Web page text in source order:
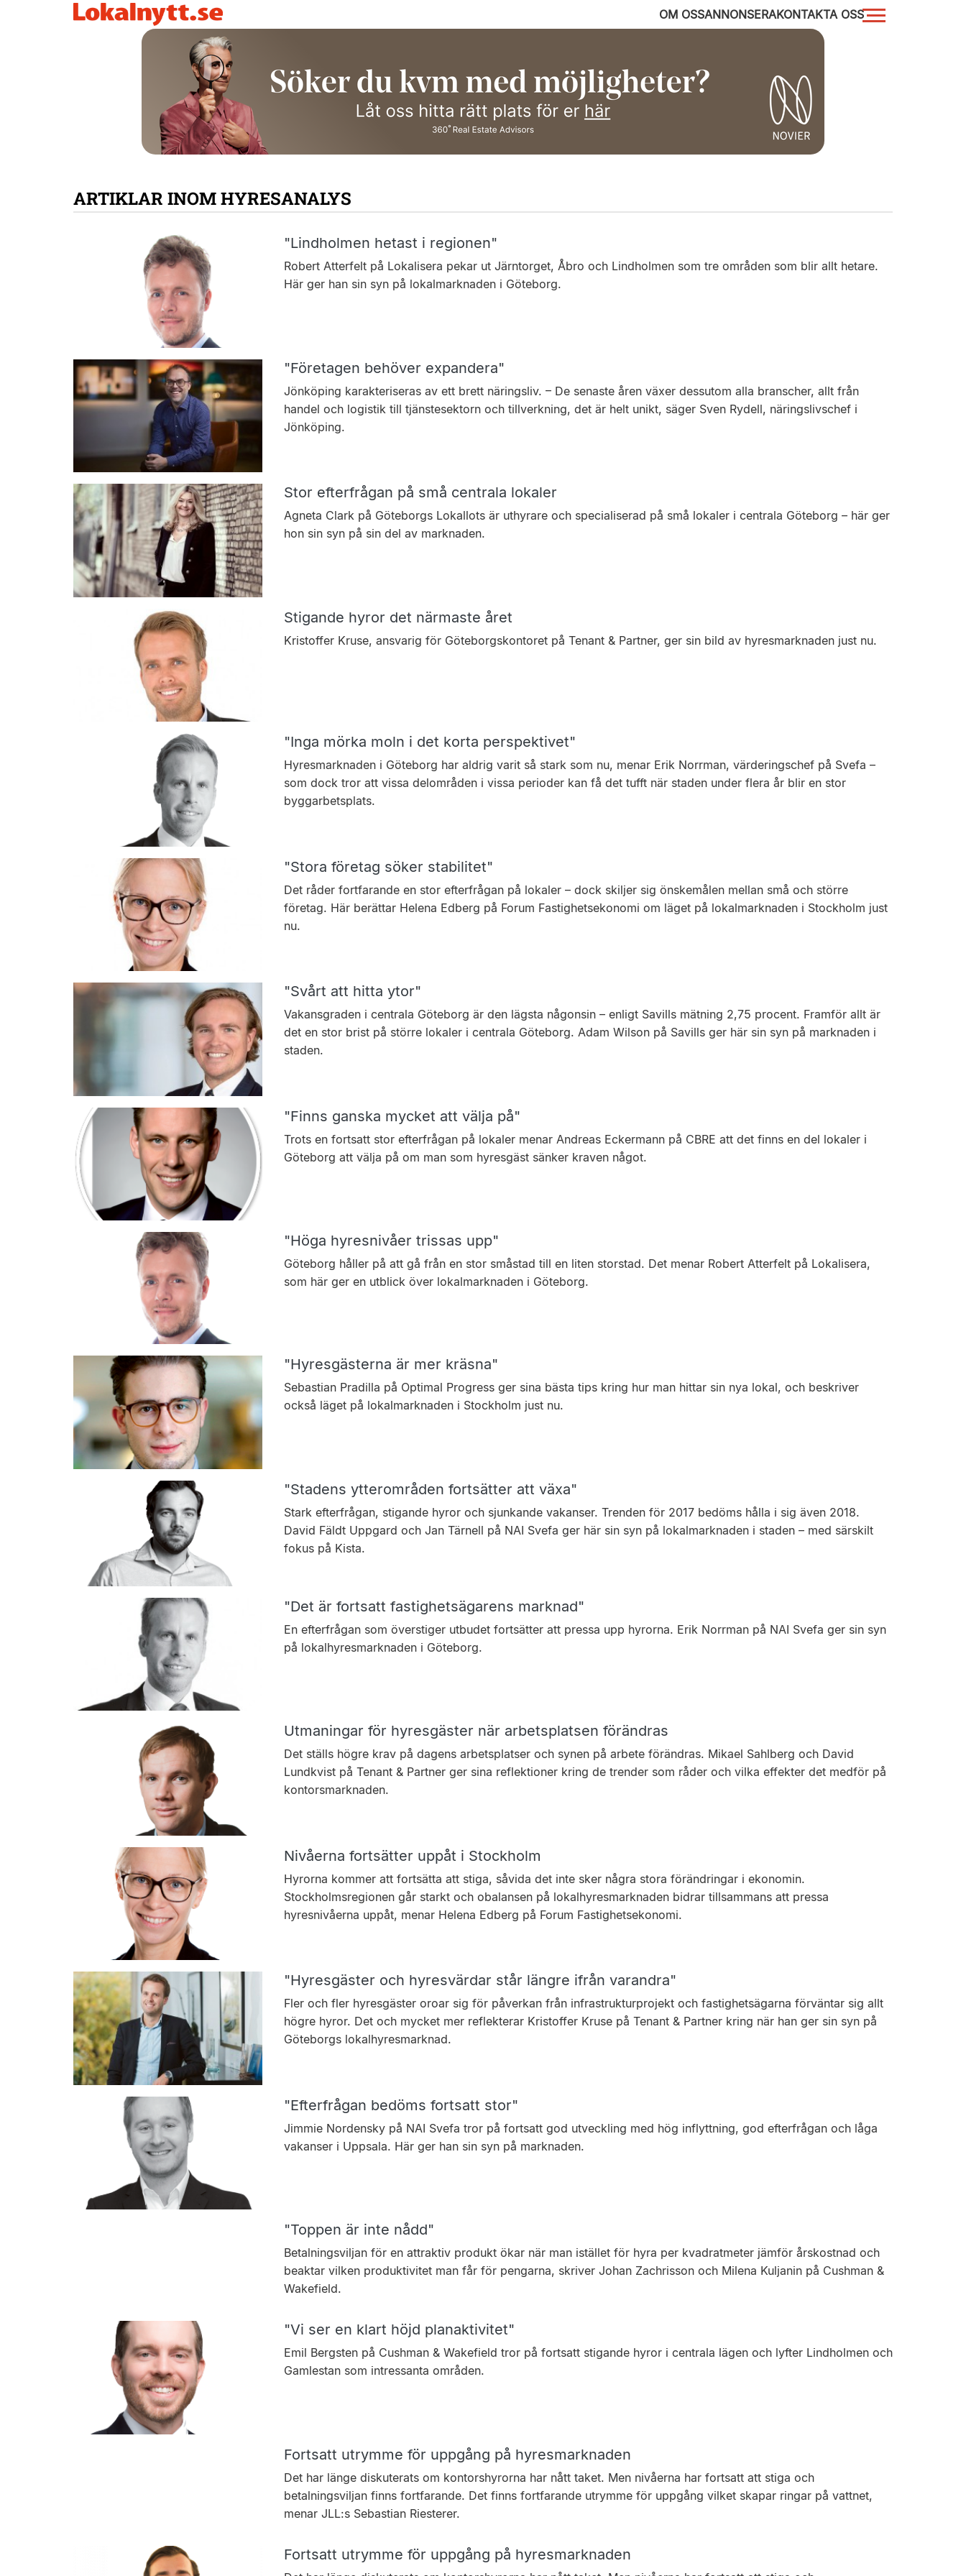
OM OSSANNONSERAKONTAKTA OSS
ARTIKLAR INOM HYRESANALYS
"Lindholmen hetast i regionen"
Robert Atterfelt på Lokalisera pekar ut Järntorget, Åbro och Lindholmen som tre områden som blir allt hetare.
Här ger han sin syn på lokalmarknaden i Göteborg.
"Företagen behöver expandera"
Jönköping karakteriseras av ett brett näringsliv. – De senaste åren växer dessutom alla branscher, allt från
handel och logistik till tjänstesektorn och tillverkning, det är helt unikt, säger Sven Rydell, närings­livschef i
Jönköping.
Stor efterfrågan på små centrala lokaler
Agneta Clark på Göteborgs Lokallots är uthyrare och specialiserad på små lokaler i centrala Göteborg – här ger
hon sin syn på sin del av marknaden.
Stigande hyror det närmaste året
Kristoffer Kruse, ansvarig för Göteborgskontoret på Tenant & Partner, ger sin bild av hyresmarknaden just nu.
"Inga mörka moln i det korta perspektivet"
Hyresmarknaden i Göteborg har aldrig varit så stark som nu, menar Erik Norrman, värderingschef på Svefa –
som dock tror att vissa delområden i vissa perioder kan få det tufft när staden under flera år blir en stor
byggarbetsplats.
"Stora företag söker stabilitet"
Det råder fortfarande en stor efterfrågan på lokaler – dock skiljer sig önskemålen mellan små och större
företag. Här berättar Helena Edberg på Forum Fastighetsekonomi om läget på lokalmarknaden i Stockholm just
nu.
"Svårt att hitta ytor"
Vakansgraden i centrala Göteborg är den lägsta någon­sin – enligt Savills mätning 2,75 procent. Framför allt är
det en stor brist på större lokaler i centrala Göteborg. Adam Wilson på Savills ger här sin syn på marknaden i
staden.
"Finns ganska mycket att välja på"
Trots en fortsatt stor efterfrågan på lokaler menar Andreas Eckermann på CBRE att det finns en del lokaler i
Göteborg att välja på om man som hyresgäst sänker kraven något.
"Höga hyresnivåer trissas upp"
Göteborg håller på att gå från en stor småstad till en liten storstad. Det menar Robert Atterfelt på Lokalisera,
som här ger en utblick över lokalmarknaden i Göteborg.
"Hyresgästerna är mer kräsna"
Sebastian Pradilla på Optimal Progress ger sina bästa tips kring hur man hittar sin nya lokal, och beskriver
också läget på lokalmarknaden i Stockholm just nu.
"Stadens ytterområden fortsätter att växa"
Stark efterfrågan, stigande hyror och ­sjunkande vakanser. Trenden för 2017 ­bedöms hålla i sig även 2018.
David Fäldt Uppgard och Jan Tärnell på NAI Svefa ger här sin syn på lokalmarknaden i staden – med särskilt
fokus på Kista.
"Det är fortsatt fastighetsägarens marknad"
En efterfrågan som överstiger utbudet fortsätter att pressa upp hyrorna. Erik Norrman på NAI Svefa ger sin syn
på lokalhyresmarknaden i Göteborg.
Utmaningar för hyresgäster när arbetsplatsen förändras
Det ställs högre krav på dagens arbetsplatser och synen på arbete förändras. Mikael Sahlberg och David
Lundkvist på Tenant & Partner ger sina reflektioner kring de trender som råder och vilka effekter det medför på
kontorsmarknaden.
Nivåerna fortsätter uppåt i Stockholm
Hyrorna kommer att fortsätta att stiga, såvida det inte sker några stora förändringar i ekonomin.
Stockholmsregionen går starkt och obalansen på lokalhyresmarknaden bidrar tillsammans att pressa
hyresnivåerna uppåt, menar Helena Edberg på Forum Fastighetsekonomi.
"Hyresgäster och hyresvärdar står längre ifrån varandra"
Fler och fler hyresgäster oroar sig för påverkan från infrastrukturprojekt och fastighetsägarna förväntar sig allt
högre hyror. Det och mycket mer reflekterar Kristoffer Kruse på Tenant & Partner kring när han ger sin syn på
Göteborgs lokalhyresmarknad.
"Efterfrågan bedöms fortsatt stor"
Jimmie Nordensky på NAI Svefa tror på fortsatt god utveckling med hög inflyttning, god efterfrågan och låga
vakanser i Uppsala. Här ger han sin syn på marknaden.
"Toppen är inte nådd"
Betalningsviljan för en attraktiv produkt ökar när man istället för hyra per kvadratmeter jämför årskostnad och
beaktar vilken produktivitet man får för pengarna, skriver Johan Zachrisson och Milena Kuljanin på Cushman &
Wakefield.
"Vi ser en klart höjd planaktivitet"
Emil Bergsten på Cushman & Wakefield tror på fortsatt stigande hyror i centrala lägen och lyfter Lindholmen och
Gamle­stan som intressanta områden.
Fortsatt utrymme för uppgång på hyresmarknaden
Det har länge diskuterats om kontorshyrorna har nått taket. Men nivåerna har fortsatt att stiga och
betalningsviljan finns fortfarande. Det finns fortfarande utrymme för uppgång vilket skapar ringar på vattnet,
menar JLL:s Sebastian Riesterer.
Fortsatt utrymme för uppgång på hyresmarknaden